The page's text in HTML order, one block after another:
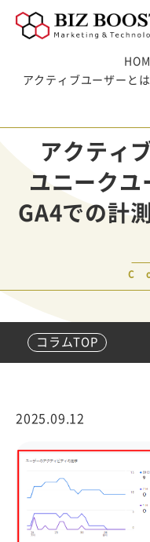
アクティブユーザーと
アクティ
ユニーク
GA4での計
コラムTOP
2025.09.12